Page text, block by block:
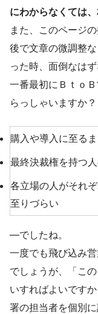
にわからなくては
また、このページ
後で文章の微調整
った時、面倒なはず
一番最初にＢｔｏ
らっしゃいますか？
購入や導入に至る
最終決裁権を持つ
各立場の人がそれ
至りづらい
―でしたね。
一度でも飛び込み
でしょうが、「こ
いすればよいです
署の担当者を個別